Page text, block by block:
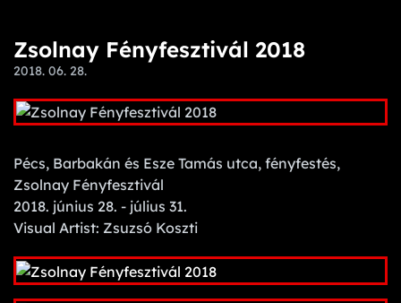
Zsolnay Fényfesztivál 2018
2018. 06. 28.
Pécs, Barbakán és Esze Tamás utca, fényfestés,
Zsolnay Fényfesztivál
2018. június 28. - július 31.
Visual Artist: Zsuzsó Koszti